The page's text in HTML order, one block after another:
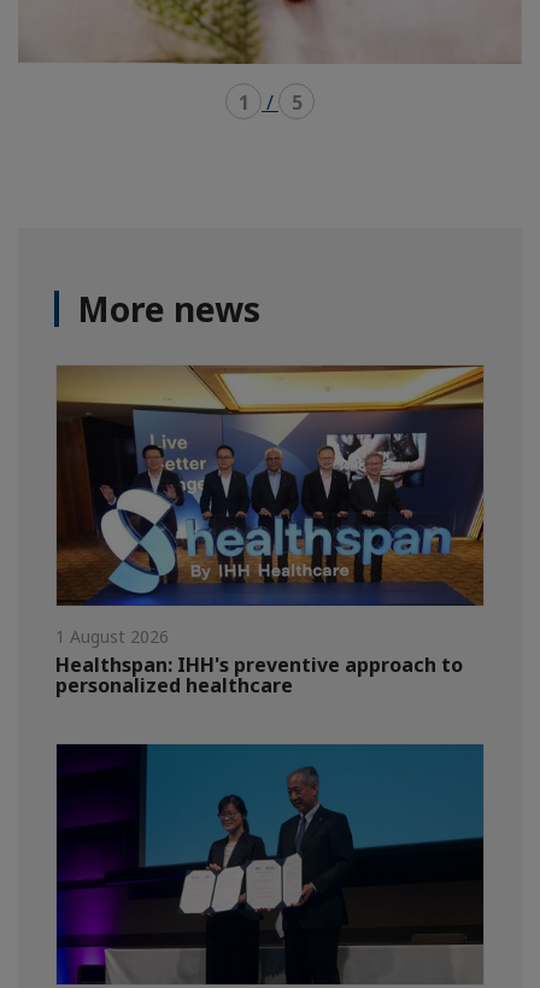
1 / 5
More news
1 August 2026
Healthspan: IHH's preventive approach to
personalized healthcare